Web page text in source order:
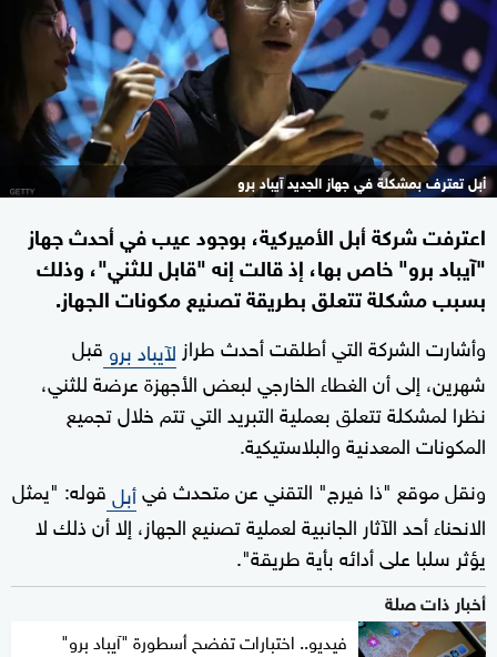
أبل تعترف بمشكلة في جهاز الجديد آيباد برو
اعترفت شركة أبل الأميركية، بوجود عيب في أحدث جهاز
"آيباد برو" خاص بها، إذ قالت إنه "قابل للثني"، وذلك
بسبب مشكلة تتعلق بطريقة تصنيع مكونات الجهاز.
وأشارت الشركة التي أطلقت أحدث طراز لآيباد برو قبل
شهرين، إلى أن الغطاء الخارجي لبعض الأجهزة عرضة للثني،
نظرا لمشكلة تتعلق بعملية التبريد التي تتم خلال تجميع
المكونات المعدنية والبلاستيكية.
ونقل موقع "ذا فيرج" التقني عن متحدث فيأبلقوله: "يمثل
الانحناء أحد الآثار الجانبية لعملية تصنيع الجهاز، إلا أن ذلك لا
يؤثر سلبا على أدائه بأية طريقة".
أخبار ذات صلة
فيديو.. اختبارات تفضح أسطورة "آيباد برو"